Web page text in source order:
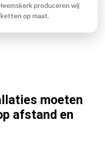
produceren wij
op maat.
moeten
afstand en